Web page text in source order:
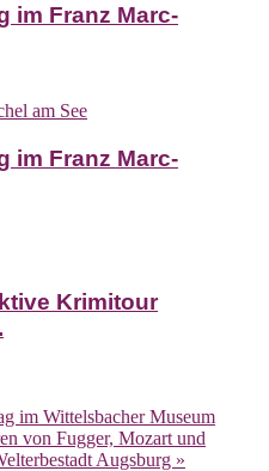
im Franz Marc-
im Franz Marc-
Krimitour
im Wittelsbacher Museum
von Fugger, Mozart und
Augsburg »